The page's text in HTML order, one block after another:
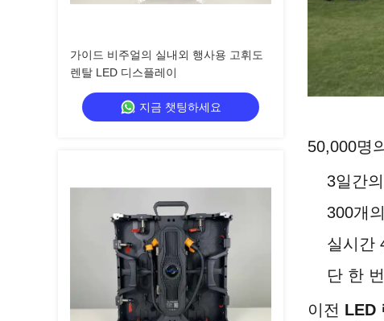
가이드 비주얼의 실내외 행사용 고휘도
렌탈 LED 디스플레이
지금 챗팅하세요
50,000명
3일간
300개
실시간
단 한
이전 LED